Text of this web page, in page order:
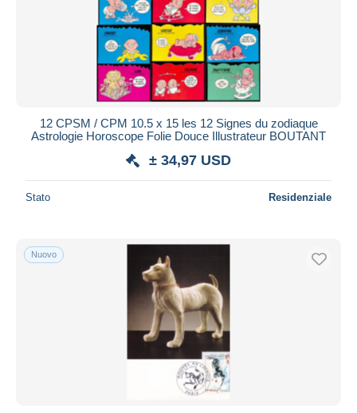
12 CPSM / CPM 10.5 x 15 les 12 Signes du zodiaque
Astrologie Horoscope Folie Douce Illustrateur BOUTANT
± 34,97 USD
Stato Residenziale
Nuovo